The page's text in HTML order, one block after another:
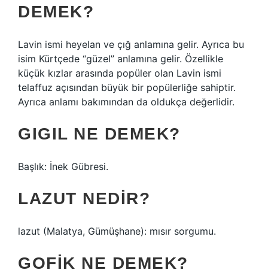
DEMEK?
Lavin ismi heyelan ve çığ anlamına gelir. Ayrıca bu
isim Kürtçede “güzel” anlamına gelir. Özellikle
küçük kızlar arasında popüler olan Lavin ismi
telaffuz açısından büyük bir popülerliğe sahiptir.
Ayrıca anlamı bakımından da oldukça değerlidir.
GIGIL NE DEMEK?
Başlık: İnek Gübresi.
LAZUT NEDIR?
lazut (Malatya, Gümüşhane): mısır sorgumu.
GOFIK NE DEMEK?